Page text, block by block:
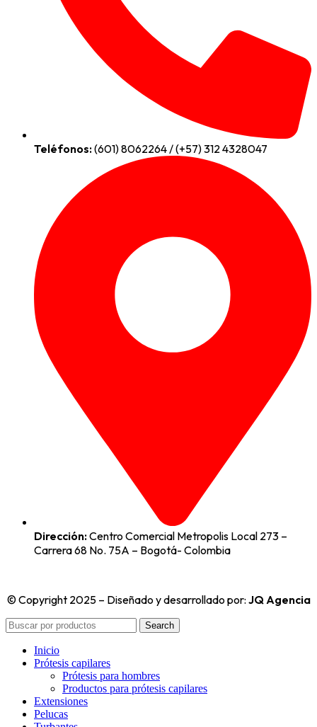
Teléfonos:(601) 8062264 / (+57) 312 4328047
Dirección:Centro Comercial Metropolis Local 273 –
Carrera 68 No. 75A – Bogotá- Colombia
© Copyright 2025 – Diseñado y desarrollado por: JQ Agencia
Search
Inicio
Prótesis capilares
Prótesis para hombres
Productos para prótesis capilares
Extensiones
Pelucas